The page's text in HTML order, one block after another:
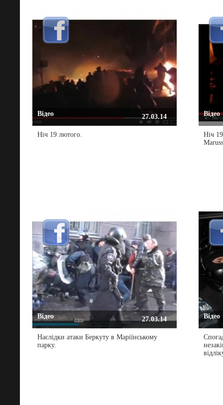
Відео 27.03.14
Ніч 19 лютого.
Відео
Ніч
Відео 27.03.14
Наслідки атаки Беркуту в Маріїнському
парку.
Відео